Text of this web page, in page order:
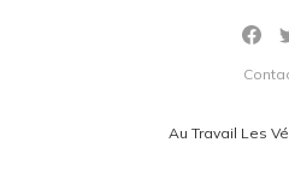
Au Travail Les